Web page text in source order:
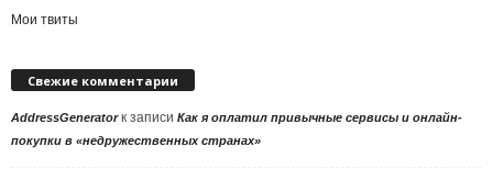
Мои твиты
Свежие комментарии
AddressGeneratorк записи Как я оплатил привычные сервисы и онлайн-
покупки в «недружественных странах»